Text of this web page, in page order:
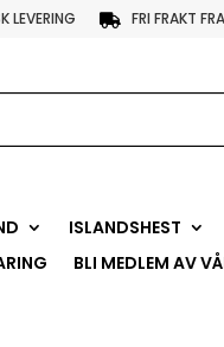
LEVERING  FRI FRAKT
ISLANDSHEST
BLI MEDLEM AV